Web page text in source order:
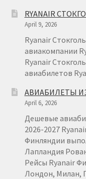
RYANAIR
April 9, 2026
Ryanair
авиакомпании
Ryanair
авиабилетов
АВИАБИЛЕТЫ
April 6, 2026
Дешевые
2026-2027
Финляндии
Лапландия
Рейсы Ryanair
Лондон, Милан,